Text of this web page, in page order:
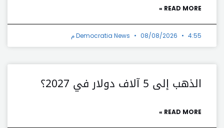
READ MORE »
Democratia News 08/08/2026 4:55 م
الذهب إلى 5 آلاف دولار في 2027؟
READ MORE »